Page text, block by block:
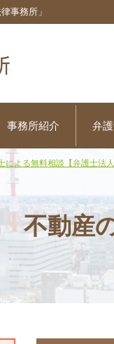
事務所」
事務所紹介 弁
よる無料相談【弁護士法
不動産